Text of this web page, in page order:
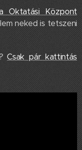
Oktatási Központ
neked is tetszeni
Csak pár kattintás